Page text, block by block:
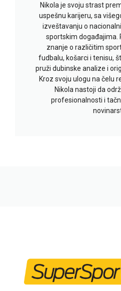
Nikola je svoju strast
uspešnu karijeru, sa
izveštavanju o
sportskim događajima.
znanje o različitim
fudbalu, košarci i tenisu,
pruži dubinske analize i
Kroz svoju ulogu na čelu
Nikola nastoji da
profesionalnosti i